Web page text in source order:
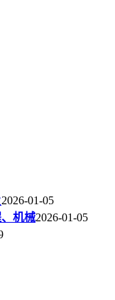
2026-01-05
机械2026-01-05